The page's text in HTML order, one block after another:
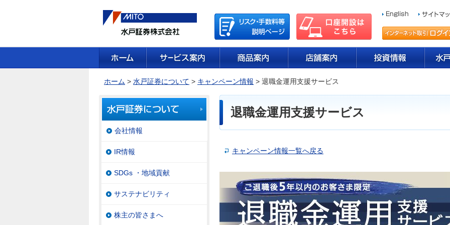
ホーム > 水戸証券について > キャンペーン情報 > 退職金運用支援サービス
退職金運用支援サービス
キャンペーン情報一覧へ戻る
会社情報
IR情報
SDGs ・地域貢献
サステナビリティ
株主の皆さまへ